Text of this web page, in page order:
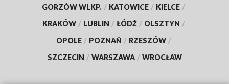
GORZÓW WLKP. / KATOWICE / KIELCE /
KRAKÓW / LUBLIN / ŁÓDŹ / OLSZTYN /
OPOLE / POZNAŃ / RZESZÓW /
SZCZECIN / WARSZAWA / WROCŁAW